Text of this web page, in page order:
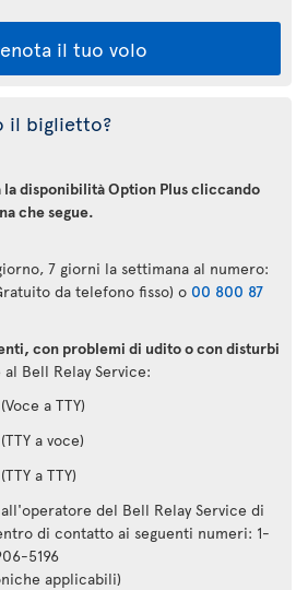
il tuo volo
il biglietto?
la disponibilità Option Plus cliccando
che segue.
7 giorni la settimana al numero:
da telefono fisso) o 00 800 87
con problemi di udito o con disturbi
Bell Relay Service:
(Voce a TTY)
(TTY a voce)
(TTY a TTY)
del Bell Relay Service di
di contatto ai seguenti numeri: 1-
5196
applicabili)